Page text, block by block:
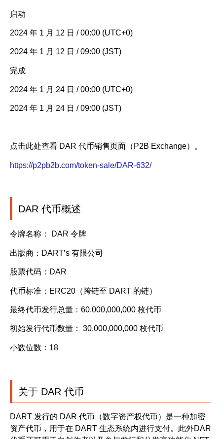
启动
2024 年 1 月 12 日 / 00:00 (UTC+0)
2024 年 1 月 12 日 / 09:00 (JST)
完成
2024 年 1 月 24 日 / 00:00 (UTC+0)
2024 年 1 月 24 日 / 09:00 (JST)
点击此处查看 DAR 代币销售页面（P2B Exchange）。
https://p2pb2b.com/token-sale/DAR-632/
DAR 代币概述
令牌名称： DAR 令牌
出版商：DART’s 有限公司
股票代码：DAR
代币标准：ERC20（跨链至 DART 的链）
最终代币发行总量：60,000,000,000 枚代币
初始发行代币数量： 30,000,000,000 枚代币
小数位数：18
关于 DAR 代币
DART 发行的 DAR 代币（数字资产权代币）是一种加密
资产代币，用于在 DART 生态系统内进行支付。 此外DAR